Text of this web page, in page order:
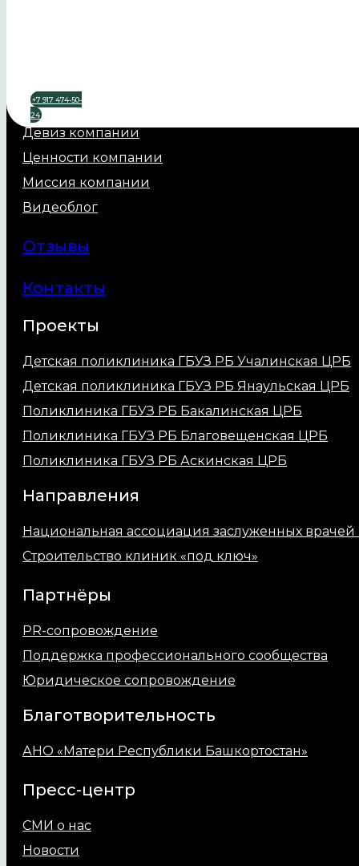
+7 917 474-50-
24
Философия компании
Девиз компании
Ценности компании
Миссия компании
Видеоблог
Отзывы
Контакты
Проекты
Детская поликлиника ГБУЗ РБ Учалинская ЦРБ
Детская поликлиника ГБУЗ РБ Янаульская ЦРБ
Поликлиника ГБУЗ РБ Бакалинская ЦРБ
Поликлиника ГБУЗ РБ Благовещенская ЦРБ
Поликлиника ГБУЗ РБ Аскинская ЦРБ
Направления
Национальная ассоциация заслуженных врачей
Строительство клиник «под ключ»
Партнёры
PR-сопровождение
Поддержка профессионального сообщества
Юридическое сопровождение
Благотворительность
АНО «Матери Республики Башкортостан»
Пресс-центр
СМИ о нас
Новости